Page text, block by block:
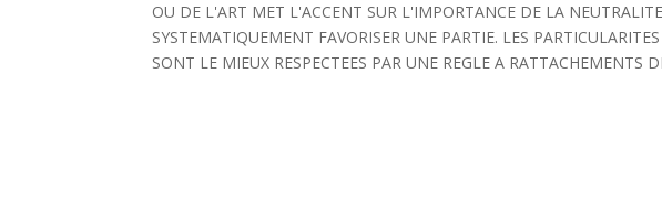
OU DE L'ART MET L'ACCENT SUR L'IMPORTANCE DE LA
SYSTEMATIQUEMENT FAVORISER UNE PARTIE. LES
SONT LE MIEUX RESPECTEES PAR UNE REGLE A RATTACHEMENTS